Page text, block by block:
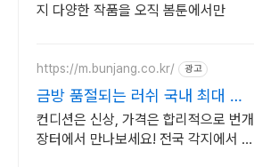
지 다양한 작품을 오직 봄툰에서만
https://m.bunjang.co.kr/ 광고
금방 품절되는 러쉬 국내 최대 브
랜드 중고거래
컨디션은 신상, 가격은 합리적으로 번개
장터에서 만나보세요! 전국 각지에서 올